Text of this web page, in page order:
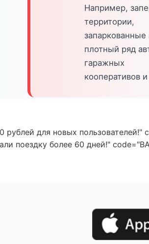
Например,
территории,
запаркованные
плотный ряд
гаражных
кооперативов и
для новых
поездку более 60 дней!"